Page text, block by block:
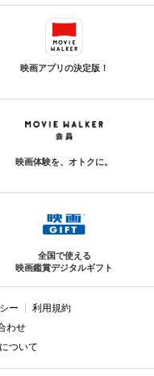
映画アプリの決定版！
映画体験を、オトクに。
全国で使える
映画鑑賞デジタルギフト
ー
利用規約
わせ
ついて